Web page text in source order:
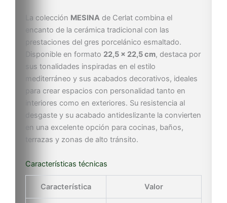
La colección MESINA de Cerlat combina el
encanto de la cerámica tradicional con las
prestaciones del gres porcelánico esmaltado.
Disponible en formato 22,5 × 22,5 cm, destaca por
sus tonalidades inspiradas en el estilo
mediterráneo y sus acabados decorativos, ideales
para crear espacios con personalidad tanto en
interiores como en exteriores. Su resistencia al
desgaste y su acabado antideslizante la convierten
en una excelente opción para cocinas, baños,
terrazas y zonas de alto tránsito.
Características técnicas
Característica Valor